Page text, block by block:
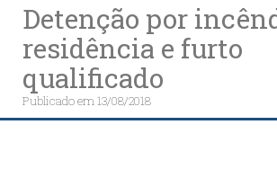
Detenção por
residência e furto
qualificado
Publicado em13/08/2018